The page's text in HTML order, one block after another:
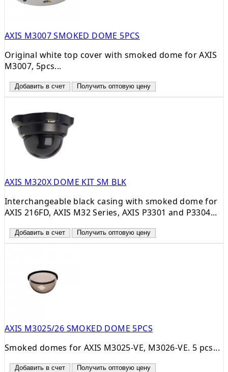
AXIS M3007 SMOKED DOME 5PCS
Original white top cover with smoked dome for AXIS
M3007, 5pcs...
Добавить в счет Получить оптовую цену
AXIS M320X DOME KIT SM BLK
Interchangeable black casing with smoked dome for
AXIS 216FD, AXIS M32 Series, AXIS P3301 and P3304...
Добавить в счет Получить оптовую цену
AXIS M3025/26 SMOKED DOME 5PCS
Smoked domes for AXIS M3025-VE, M3026-VE. 5 pcs...
Добавить в счет Получить оптовую цену